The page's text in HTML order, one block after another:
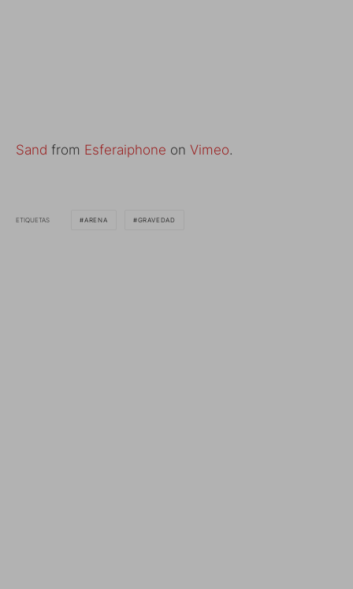
Sand from Esferaiphone on Vimeo.
ETIQUETAS ARENA GRAVEDAD